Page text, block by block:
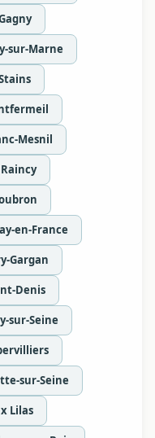
sur-Marne
Mesnil
en-France
Gargan
Denis
sur-Seine
sur-Seine
Lilas